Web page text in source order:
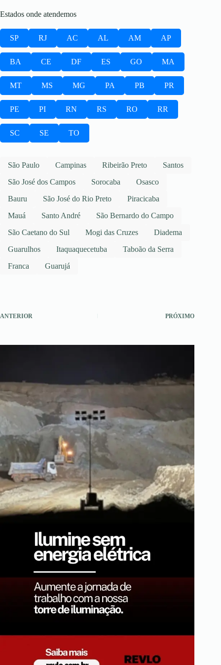
Estados onde atendemos
SP RJ AC AL AM AP
BA CE DF ES GO MA
MT MS MG PA PB PR
PE PI RN RS RO RR
SC SE TO
São Paulo Campinas Ribeirão Preto
Santos
São José dos Campos
Sorocaba
Osasco
Bauru
São José do Rio Preto
Piracicaba
Mauá
Santo André
São Bernardo do Campo
São Caetano do Sul
Mogi das Cruzes
Diadema
Guarulhos
Itaquaquecetuba
Taboão da Serra
Franca
Guarujá
ANTERIOR PRÓXIMO